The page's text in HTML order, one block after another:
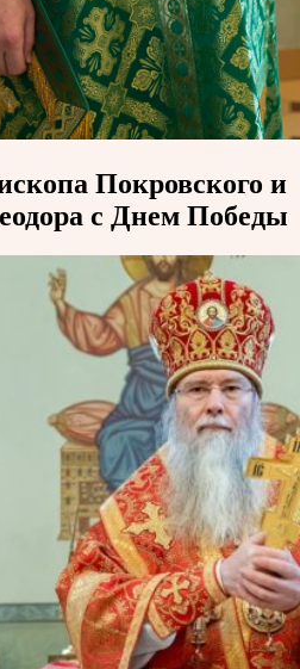
Покровского и
с Днем Победы